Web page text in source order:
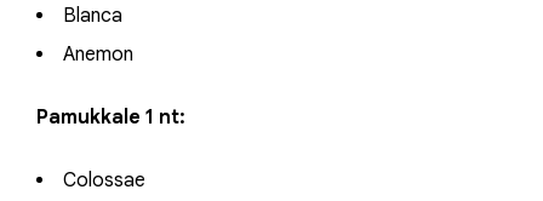
Blanca
Anemon
Pamukkale 1 nt:
Colossae